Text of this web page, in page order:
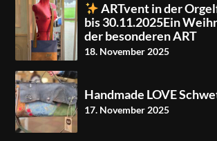
ARTvent in der
bis 30.11.2025Ein
der besonderen ART
18. November 2025
Handmade LOVE
17. November 2025